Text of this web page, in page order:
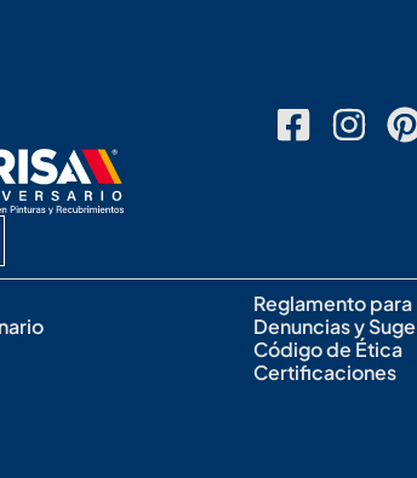
Reglamento
Denuncias y
Código de Ética
Certificaciones